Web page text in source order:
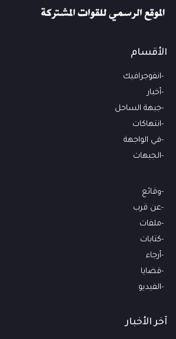
الأقسام
انفوجرافيك
أخبار
جبهة الساحل
انتهاكات
في الواجهة
الجبهات
وقائع
عن قرب
ملفات
كتابات
أرجاء
قضايا
الفيديو
آخر الأخبار